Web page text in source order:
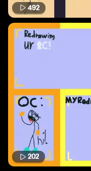
492
202